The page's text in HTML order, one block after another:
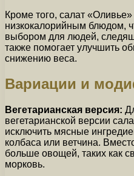
Кроме того, салат
низкокалорийным блюдом,
выбором для людей,
также помогает улучшить
снижению веса.
Вариации и
Вегетарианская версия:
вегетарианской версии
исключить мясные
колбаса или ветчина.
больше овощей, таких как
морковь.